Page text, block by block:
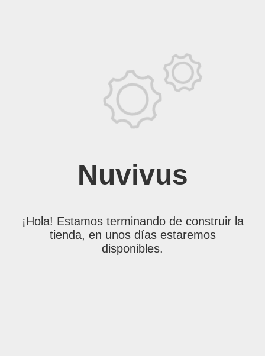
Nuvivus
¡Hola! Estamos terminando de construir la
tienda, en unos días estaremos
disponibles.